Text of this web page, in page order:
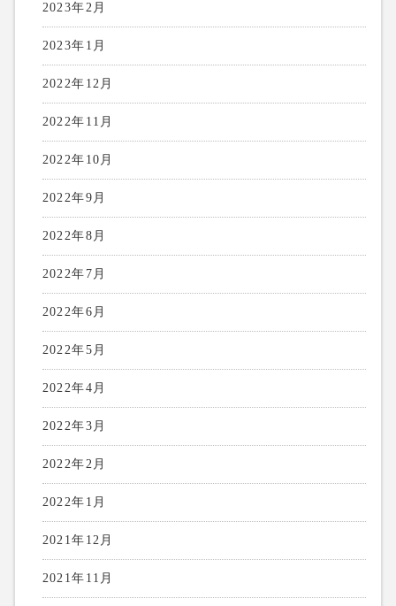
2023年2月
2023年1月
2022年12月
2022年11月
2022年10月
2022年9月
2022年8月
2022年7月
2022年6月
2022年5月
2022年4月
2022年3月
2022年2月
2022年1月
2021年12月
2021年11月